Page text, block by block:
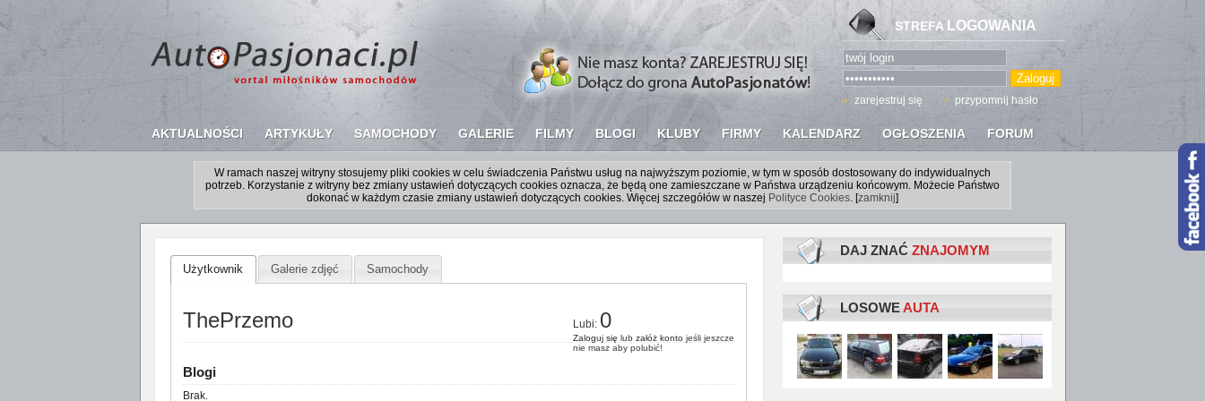
AKTUALNOŚCI ARTYKUŁY SAMOCHODY GALERIE FILMY BLOGI KLUBY FIRMY KALENDARZ OGŁOSZENIA FORUM
STREFA LOGOWANIA
zarejestruj się przypomnij hasło
W ramach naszej witryny stosujemy pliki cookies w celu świadczenia Państwu usług na najwyższym poziomie, w tym w sposób dostosowany do indywidualnych
potrzeb. Korzystanie z witryny bez zmiany ustawień dotyczących cookies oznacza, że będą one zamieszczane w Państwa urządzeniu końcowym. Możecie Państwo
dokonać w każdym czasie zmiany ustawień dotyczących cookies. Więcej szczegółów w naszej Polityce Cookies. [zamknij]
Użytkownik Galerie zdjęć Samochody
ThePrzemo Lubi: 0
Zaloguj się lub załóż kontojeśli jeszcze
nie masz aby polubić!
Blogi
Brak.
DAJ ZNAĆ ZNAJOMYM
LOSOWEAUTA